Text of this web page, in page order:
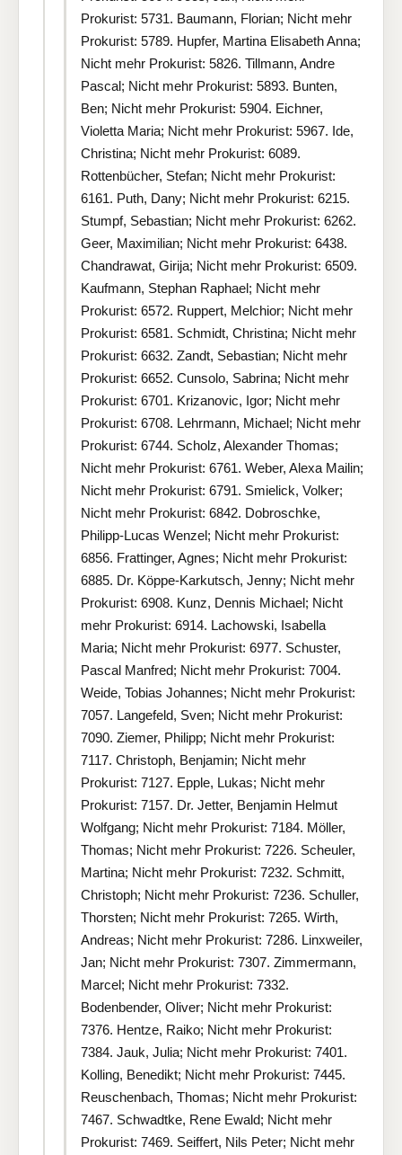
Prokurist: 5731. Baumann, Florian; Nicht mehr
Prokurist: 5789. Hupfer, Martina Elisabeth Anna;
Nicht mehr Prokurist: 5826. Tillmann, Andre
Pascal; Nicht mehr Prokurist: 5893. Bunten,
Ben; Nicht mehr Prokurist: 5904. Eichner,
Violetta Maria; Nicht mehr Prokurist: 5967. Ide,
Christina; Nicht mehr Prokurist: 6089.
Rottenbücher, Stefan; Nicht mehr Prokurist:
6161. Puth, Dany; Nicht mehr Prokurist: 6215.
Stumpf, Sebastian; Nicht mehr Prokurist: 6262.
Geer, Maximilian; Nicht mehr Prokurist: 6438.
Chandrawat, Girija; Nicht mehr Prokurist: 6509.
Kaufmann, Stephan Raphael; Nicht mehr
Prokurist: 6572. Ruppert, Melchior; Nicht mehr
Prokurist: 6581. Schmidt, Christina; Nicht mehr
Prokurist: 6632. Zandt, Sebastian; Nicht mehr
Prokurist: 6652. Cunsolo, Sabrina; Nicht mehr
Prokurist: 6701. Krizanovic, Igor; Nicht mehr
Prokurist: 6708. Lehrmann, Michael; Nicht mehr
Prokurist: 6744. Scholz, Alexander Thomas;
Nicht mehr Prokurist: 6761. Weber, Alexa Mailin;
Nicht mehr Prokurist: 6791. Smielick, Volker;
Nicht mehr Prokurist: 6842. Dobroschke,
Philipp-Lucas Wenzel; Nicht mehr Prokurist:
6856. Frattinger, Agnes; Nicht mehr Prokurist:
6885. Dr. Köppe-Karkutsch, Jenny; Nicht mehr
Prokurist: 6908. Kunz, Dennis Michael; Nicht
mehr Prokurist: 6914. Lachowski, Isabella
Maria; Nicht mehr Prokurist: 6977. Schuster,
Pascal Manfred; Nicht mehr Prokurist: 7004.
Weide, Tobias Johannes; Nicht mehr Prokurist:
7057. Langefeld, Sven; Nicht mehr Prokurist:
7090. Ziemer, Philipp; Nicht mehr Prokurist:
7117. Christoph, Benjamin; Nicht mehr
Prokurist: 7127. Epple, Lukas; Nicht mehr
Prokurist: 7157. Dr. Jetter, Benjamin Helmut
Wolfgang; Nicht mehr Prokurist: 7184. Möller,
Thomas; Nicht mehr Prokurist: 7226. Scheuler,
Martina; Nicht mehr Prokurist: 7232. Schmitt,
Christoph; Nicht mehr Prokurist: 7236. Schuller,
Thorsten; Nicht mehr Prokurist: 7265. Wirth,
Andreas; Nicht mehr Prokurist: 7286. Linxweiler,
Jan; Nicht mehr Prokurist: 7307. Zimmermann,
Marcel; Nicht mehr Prokurist: 7332.
Bodenbender, Oliver; Nicht mehr Prokurist:
7376. Hentze, Raiko; Nicht mehr Prokurist:
7384. Jauk, Julia; Nicht mehr Prokurist: 7401.
Kolling, Benedikt; Nicht mehr Prokurist: 7445.
Reuschenbach, Thomas; Nicht mehr Prokurist:
7467. Schwadtke, Rene Ewald; Nicht mehr
Prokurist: 7469. Seiffert, Nils Peter; Nicht mehr